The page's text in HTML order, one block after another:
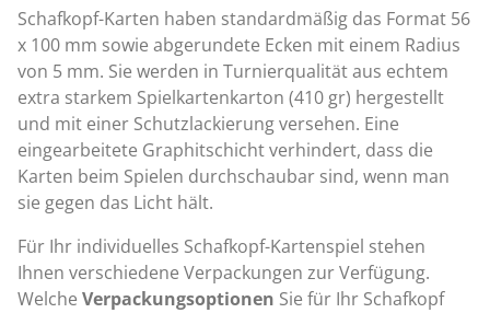
Schafkopf-Karten haben standardmäßig das Format 56
x 100 mm sowie abgerundete Ecken mit einem Radius
von 5 mm. Sie werden in Turnierqualität aus echtem
extra starkem Spielkartenkarton (410 gr) hergestellt
und mit einer Schutzlackierung versehen. Eine
eingearbeitete Graphitschicht verhindert, dass die
Karten beim Spielen durchschaubar sind, wenn man
sie gegen das Licht hält.
Für Ihr individuelles Schafkopf-Kartenspiel stehen
Ihnen verschiedene Verpackungen zur Verfügung.
Welche Verpackungsoptionen Sie für Ihr Schafkopf